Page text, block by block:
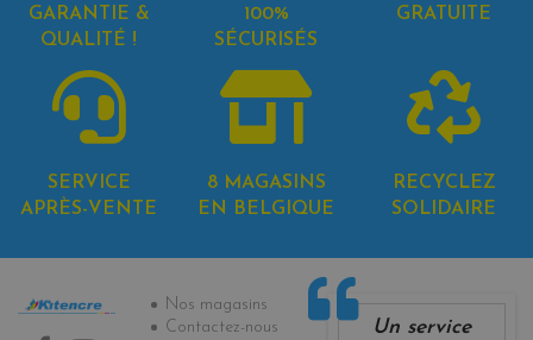
GARANTIE &
QUALITÉ !
100%
SÉCURISÉS
GRATUITE
SERVICE
APRÈS-VENTE
8 MAGASINS
EN BELGIQUE
RECYCLEZ
SOLIDAIRE
Informations
Nos magasins
Contactez-nous
Un service